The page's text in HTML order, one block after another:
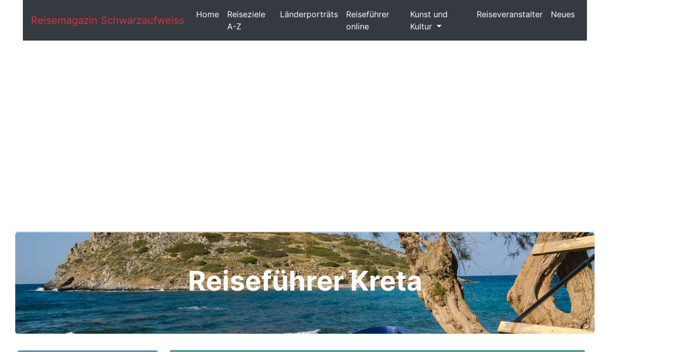
Reisemagazin Schwarzaufweiss Home
Reiseziele
A-Z
Länderporträts
Reiseführer
online
Kunst und
Kultur
Reiseveranstalter Neues
Reiseführer Kreta